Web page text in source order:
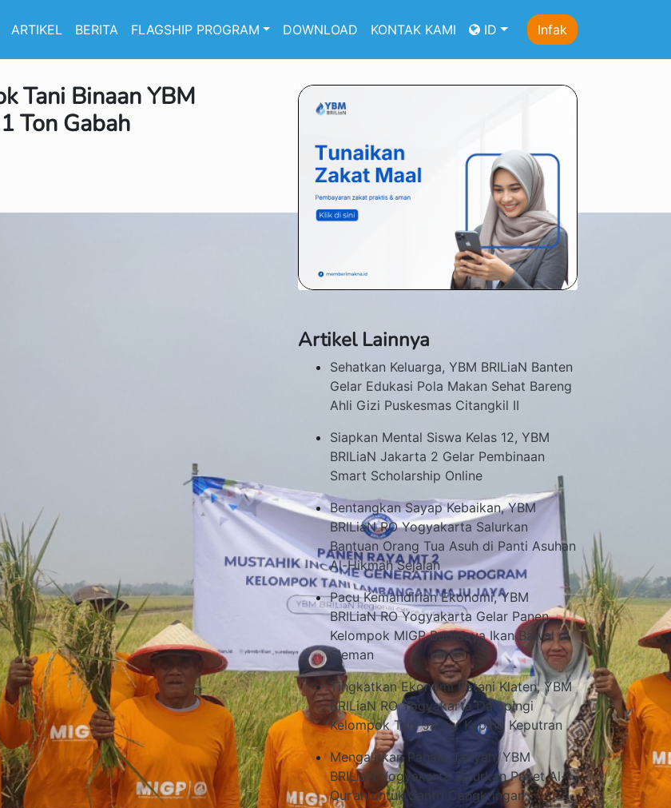
ARTIKEL BERITA FLAGSHIP PROGRAM DOWNLOAD KONTAK KAMI ID Infak
Tani Binaan YBM
Ton Gabah
Artikel Lainnya
Sehatkan Keluarga, YBM BRILiaN Banten
Gelar Edukasi Pola Makan Sehat Bareng
Ahli Gizi Puskesmas Citangkil II
Siapkan Mental Siswa Kelas 12, YBM
BRILiaN Jakarta 2 Gelar Pembinaan
Smart Scholarship Online
Bentangkan Sayap Kebaikan, YBM
BRILiaN RO Yogyakarta Salurkan
Bantuan Orang Tua Asuh di Panti Asuhan
Al-Hikmah Sejalan
Pacu Kemandirian Ekonomi, YBM
BRILiaN RO Yogyakarta Gelar Panen
Kelompok MIGP Budidaya Ikan Bawal di
Sleman
Tingkatkan Ekonomi Petani Klaten, YBM
BRILiaN RO Yogyakarta Dampingi
Kelompok Tani Jamur Kuping Keputran
Mengalirkan Pahala Jariyah, YBM
BRILiaN Yogyakarta Salurkan Paket Al-
Qur’an untuk Santri Cangkringan